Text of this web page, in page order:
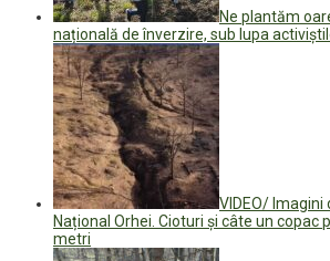
Ne plantăm
națională de înverzire, sub lupa
VIDEO/ Imagini
Național Orhei. Cioturi și câte un copac
metri